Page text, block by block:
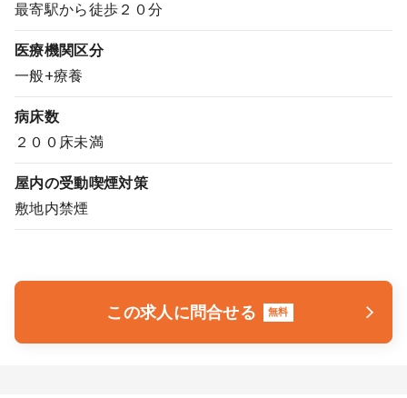
クリニック開業
DtoDとは
お問合せ
採用をお考えの医療機関の方
最寄駅から徒歩２０分
医療機関区分
一般+療養
病床数
２００床未満
屋内の受動喫煙対策
敷地内禁煙
この求人に問合せる 無料